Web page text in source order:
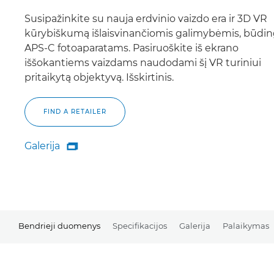
Susipažinkite su nauja erdvinio vaizdo era ir 3D VR
kūrybiškumą išlaisvinančiomis galimybėmis,
APS-C fotoaparatams. Pasiruoškite iš ekrano
iššokantiems vaizdams naudodami šį VR turiniui
pritaikytą objektyvą. Išskirtinis.
FIND A RETAILER
Galerija
Galerija

Bendrieji duomenys Specifikacijos Galerija Palaikymas